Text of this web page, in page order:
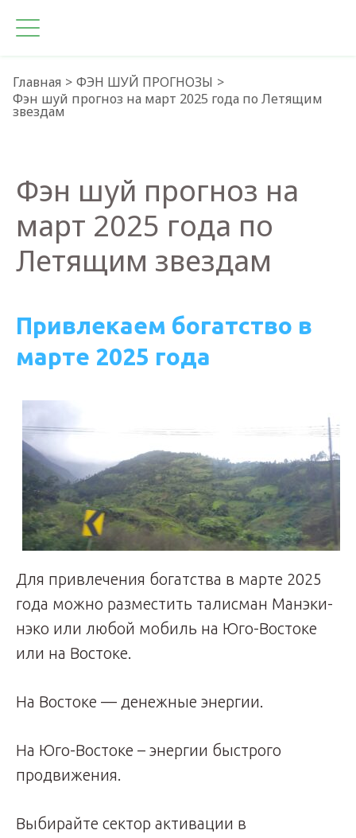
Главная
ФЭН ШУЙ ПРОГНОЗЫ
Фэн шуй прогноз на март 2025 года по Летящим
звездам
Фэн шуй прогноз на
март 2025 года по
Летящим звездам
Привлекаем богатство в
марте 2025 года
Для привлечения богатства в марте 2025
года можно разместить талисман Манэки-
нэко или любой мобиль на Юго-Востоке
или на Востоке.
На Востоке — денежные энергии.
На Юго-Востоке – энергии быстрого
продвижения.
Выбирайте сектор активации в